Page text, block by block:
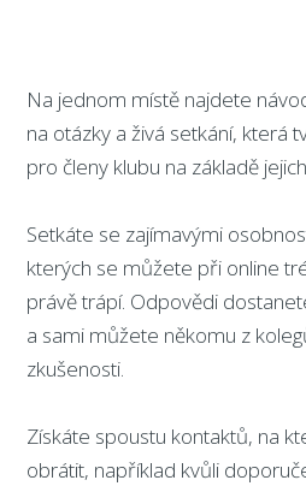
Na jednom místě najdete
na otázky a živá setkání, která
pro členy klubu na základě
Setkáte se zajímavými
kterých se můžete při online
právě trápí. Odpovědi
a sami můžete někomu z
zkušenosti.
Získáte spoustu kontaktů, na
obrátit, například kvůli